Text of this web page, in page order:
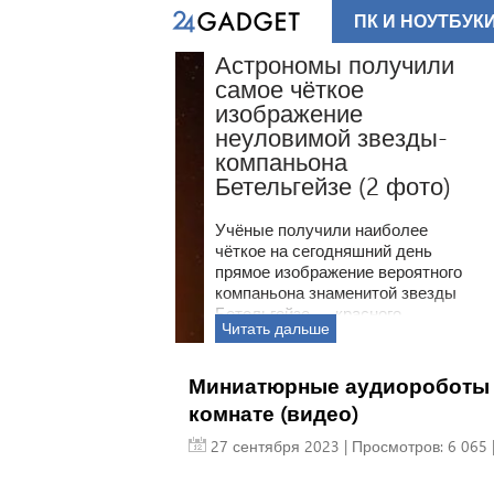
Миниатюрные аудиороботы
комнате (видео)
27 сентября 2023 | Просмотров: 6 065 |
ПК И НОУТБУКИ